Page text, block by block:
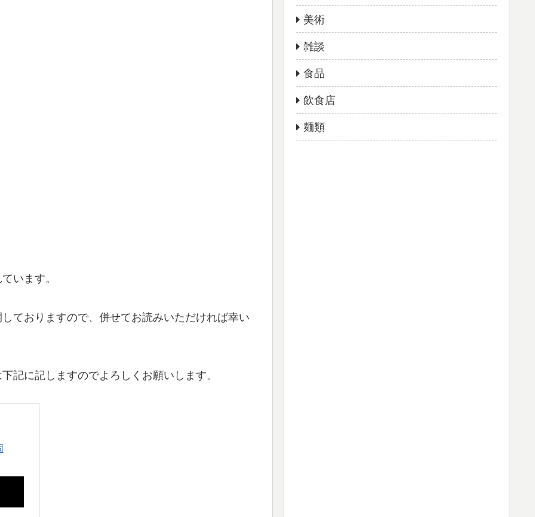
います。
ておりますので、併せてお読みいただければ幸い
記に記しますのでよろしくお願いします。
美術
雑談
食品
飲食店
麺類